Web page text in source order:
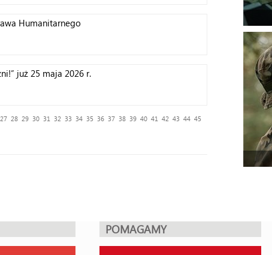
Humanitarnego
już 25 maja 2026 r.
27 28 29 30 31 32 33 34 35 36 37 38 39 40 41 42 43 44 45
POMAGAMY